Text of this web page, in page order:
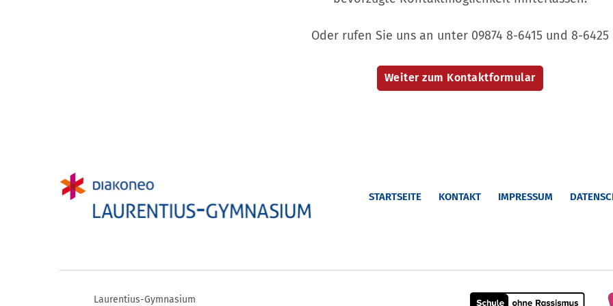
Oder rufen Sie uns an unter 09874 8-6415 und 8-6425
STARTSEITE KONTAKT IMPRESSUM
Laurentius-Gymnasium